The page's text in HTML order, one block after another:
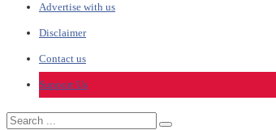
Advertise with us
Disclaimer
Contact us
Support Us